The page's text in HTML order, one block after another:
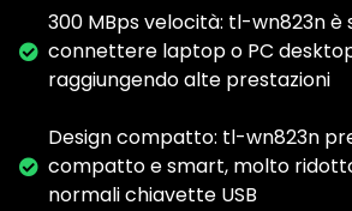
300 MBps velocità: tl-wn823n
connettere laptop o PC
raggiungendo alte prestazioni
Design compatto: tl-wn823n
compatto e smart, molto
normali chiavette USB